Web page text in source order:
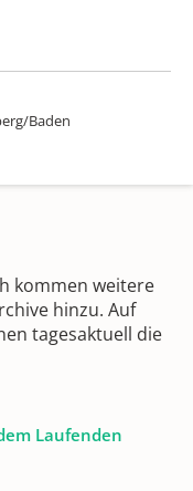
Baden
kommen weitere
hinzu. Auf
tagesaktuell die
Laufenden